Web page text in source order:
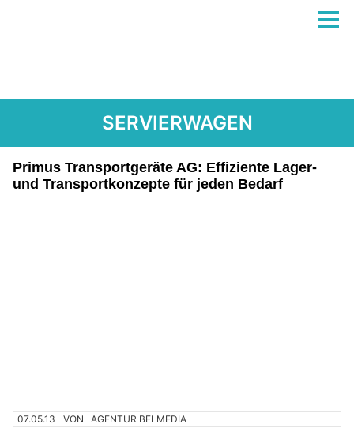
SERVIERWAGEN
Primus Transportgeräte AG: Effiziente Lager-
und Transportkonzepte für jeden Bedarf
07.05.13 VON AGENTUR BELMEDIA